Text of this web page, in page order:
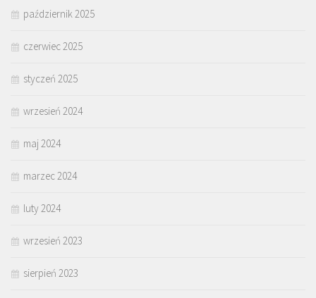
październik 2025
czerwiec 2025
styczeń 2025
wrzesień 2024
maj 2024
marzec 2024
luty 2024
wrzesień 2023
sierpień 2023